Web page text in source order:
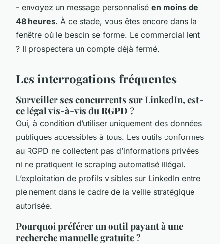
- envoyez un message personnalisé en moins de
48 heures. À ce stade, vous êtes encore dans la
fenêtre où le besoin se forme. Le commercial lent
? Il prospectera un compte déjà fermé.
Les interrogations fréquentes
Surveiller ses concurrents sur LinkedIn, est-
ce légal vis-à-vis du RGPD ?
Oui, à condition d’utiliser uniquement des données
publiques accessibles à tous. Les outils conformes
au RGPD ne collectent pas d’informations privées
ni ne pratiquent le scraping automatisé illégal.
L’exploitation de profils visibles sur LinkedIn entre
pleinement dans le cadre de la veille stratégique
autorisée.
Pourquoi préférer un outil payant à une
recherche manuelle gratuite ?